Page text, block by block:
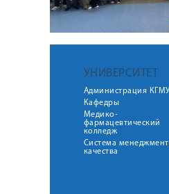
УНИВЕРСИТЕТ
Администрация КГМУ
Кафедры
Медико-
фармацевтический
колледж
Система
качества